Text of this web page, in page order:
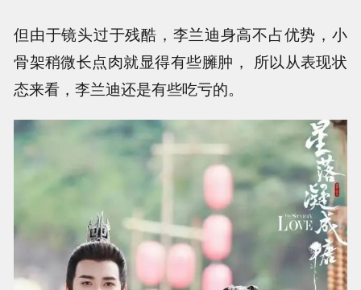
但由于镜头过于残酷，李兰迪身高不占优势，小
骨架稍微长点肉就显得有些臃肿， 所以从表现状
态来看，李兰迪还是有些吃亏的。